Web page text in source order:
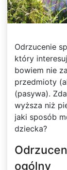
Odrzucenie
który
bowiem nie
przedmioty
(pasywa).
wyższa niż
jaki sposób
dziecka?
ogólny